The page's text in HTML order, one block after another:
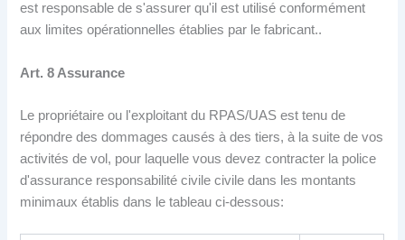
est responsable de s'assurer qu'il est utilisé conformément
aux limites opérationnelles établies par le fabricant..
Art. 8 Assurance
Le propriétaire ou l'exploitant du RPAS/UAS est tenu de
répondre des dommages causés à des tiers, à la suite de vos
activités de vol, pour laquelle vous devez contracter la police
d'assurance responsabilité civile civile dans les montants
minimaux établis dans le tableau ci-dessous: